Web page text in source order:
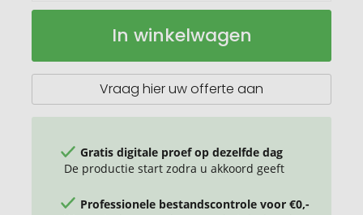
30%
vruchtensap
In winkelwagen
Vraag hier uw offerte aan
Gratis digitale proef op dezelfde dag
De productie start zodra u akkoord geeft
Professionele bestandscontrole voor €0,-